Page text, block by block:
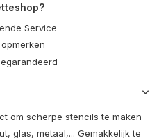
Service
om scherpe stencils te maken
glas, metaal,... Gemakkelijk te